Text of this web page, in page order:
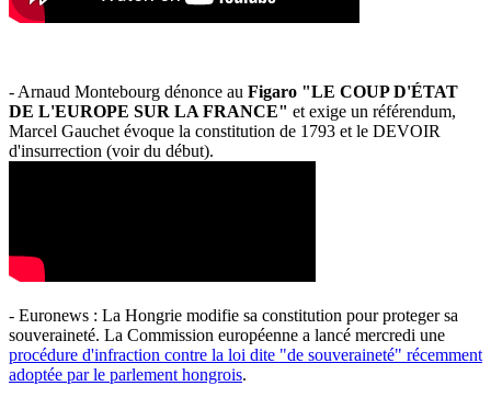
- Arnaud Montebourg dénonce au Figaro "LE COUP D'ÉTAT
DE L'EUROPE SUR LA FRANCE" et exige un référendum,
Marcel Gauchet évoque la constitution de 1793 et le DEVOIR
d'insurrection (voir du début).
- Euronews : La Hongrie modifie sa constitution pour proteger sa
souveraineté. La Commission européenne a lancé mercredi une
procédure d'infraction contre la loi dite "de souveraineté" récemment
adoptée par le parlement hongrois.